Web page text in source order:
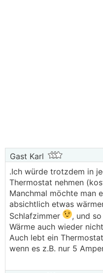
Gast Karl
.Ich würde trotzdem in
Thermostat nehmen
Manchmal möchte man
absichtlich etwas
Schlafzimmer
, und
Wärme auch wieder
Auch lebt ein
wenn es z.B. nur 5